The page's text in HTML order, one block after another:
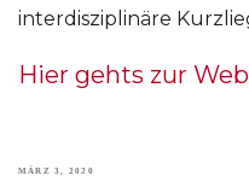
interdisziplinäre
Hier gehts zur
VERÖFFENTLICHT
MÄRZ 3, 2020